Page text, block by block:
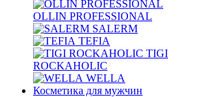
OLLIN PROFESSIONAL
SALERM
TEFIA
TIGI
ROCKAHOLIC
WELLA
Косметика для мужчин